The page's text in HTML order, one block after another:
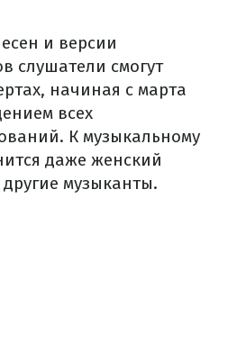
и версии
слушатели смогут
начиная с марта
всех
К музыкальному
даже женский
музыканты.